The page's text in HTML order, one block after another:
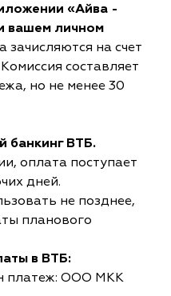
«Айва -
вашем личном
зачисляются на счет
составляет
но не менее 30
банкинг ВТБ.
оплата поступает
дней.
не позднее,
планового
в ВТБ:
платеж: ООО МКК